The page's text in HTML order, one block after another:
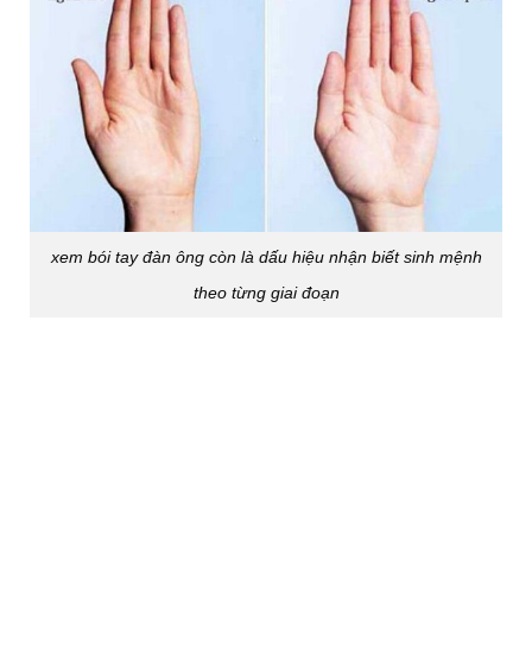
xem bói tay đàn ông còn là dấu hiệu nhận biết sinh mệnh
theo từng giai đoạn